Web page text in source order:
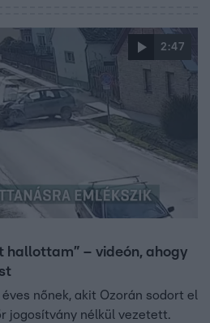
2:47
hallottam” – videón, ahogy
nőnek, akit Ozorán sodort el
jogosítvány nélkül vezetett.